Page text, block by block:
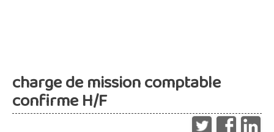
charge de mission comptable
confirme H/F